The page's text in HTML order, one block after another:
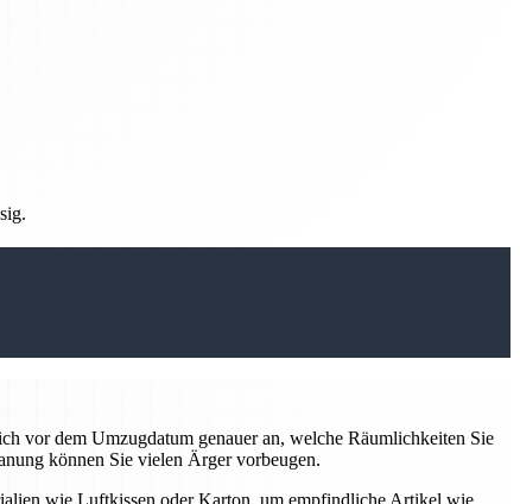
vor dem Umzugdatum genauer an, welche Räumlichkeiten Sie
können Sie vielen Ärger vorbeugen.
wie Luftkissen oder Karton, um empfindliche Artikel wie